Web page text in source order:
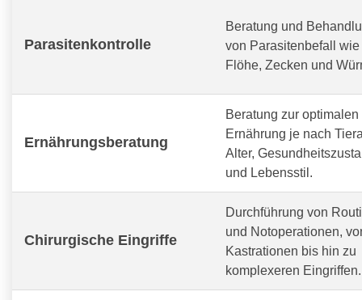
Parasitenkontrolle
Beratung und
von Parasitenbefall wie
Flöhe, Zecken und
Ernährungsberatung
Beratung zur optimalen
Ernährung je nach
Alter,
und Lebensstil.
Chirurgische Eingriffe
Durchführung von
und Notoperationen,
Kastrationen bis hin zu
komplexeren Eingriffen.